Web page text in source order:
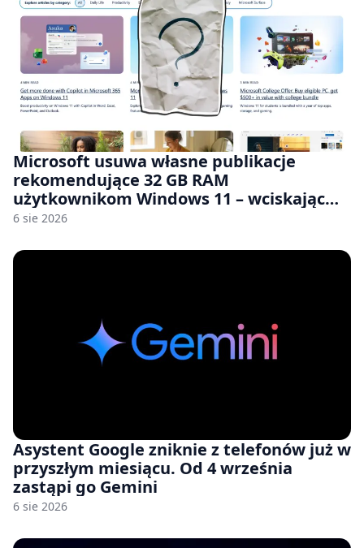
Microsoft usuwa własne publikacje
rekomendujące 32 GB RAM
użytkownikom Windows 11 – wciskając
nam przy tym komputery z 8 GB RAM po
6 sie 2026
Asystent Google zniknie z telefonów już w
przyszłym miesiącu. Od 4 września
zastąpi go Gemini
6 sie 2026